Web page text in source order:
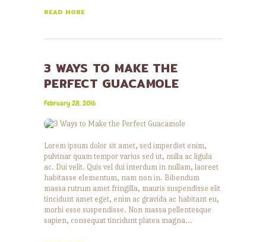
READ MORE
3 WAYS TO MAKE THE
PERFECT GUACAMOLE
February 28, 2016
Lorem ipsum dolor sit amet, sed imperdiet enim,
pulvinar quam tempor varius sed ut, nulla ac ligula
ac. Dui velit. Quis vel dui interdum in nullam, laoreet
habitasse elementum, nam non in. Bibendum
massa rutrum amet fringilla, mauris suspendisse elit
tincidunt amet eget, enim ac gravida ac habitant eu,
morbi esse suspendisse. Non massa pellentesque
sapien, consequat tincidunt platea magna…